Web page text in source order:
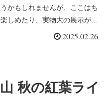
かもしれませんが、ここはち
しめたり、実物大の展示があ
2025.02.26
秋の紅葉ライ